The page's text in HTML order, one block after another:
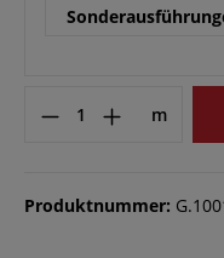
m
Produktnummer: